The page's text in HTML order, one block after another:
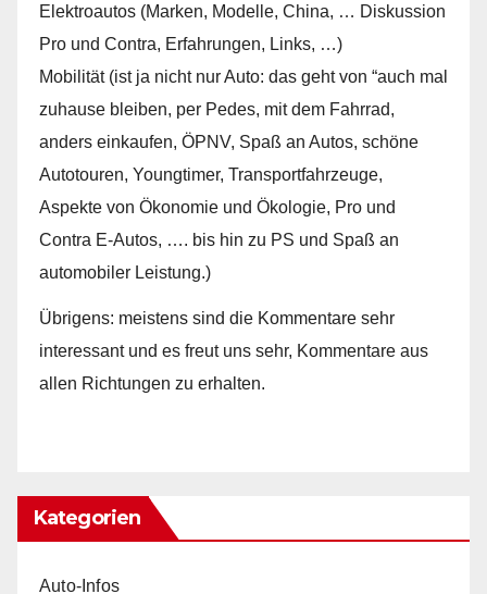
Elektroautos (Marken, Modelle, China, … Diskussion
Pro und Contra, Erfahrungen, Links, …)
Mobilität (ist ja nicht nur Auto: das geht von “auch mal
zuhause bleiben, per Pedes, mit dem Fahrrad,
anders einkaufen, ÖPNV, Spaß an Autos, schöne
Autotouren, Youngtimer, Transportfahrzeuge,
Aspekte von Ökonomie und Ökologie, Pro und
Contra E-Autos, …. bis hin zu PS und Spaß an
automobiler Leistung.)
Übrigens: meistens sind die Kommentare sehr
interessant und es freut uns sehr, Kommentare aus
allen Richtungen zu erhalten.
Kategorien
Auto-Infos